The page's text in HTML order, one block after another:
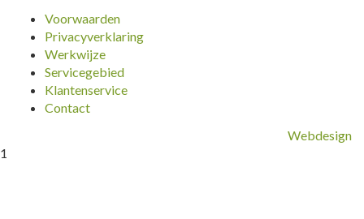
Voorwaarden
Privacyverklaring
Werkwijze
Servicegebied
Klantenservice
Contact
Webdesign
1